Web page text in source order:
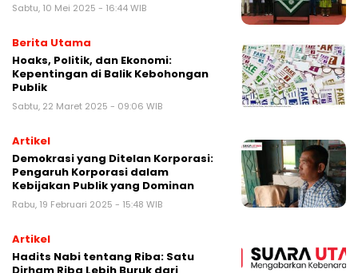
Sabtu, 10 Mei 2025 - 16:44 WIB
Berita Utama
Hoaks, Politik, dan Ekonomi:
Kepentingan di Balik Kebohongan
Publik
Sabtu, 22 Maret 2025 - 09:06 WIB
Artikel
Demokrasi yang Ditelan Korporasi:
Pengaruh Korporasi dalam
Kebijakan Publik yang Dominan
Rabu, 19 Februari 2025 - 15:48 WIB
Artikel
Hadits Nabi tentang Riba: Satu